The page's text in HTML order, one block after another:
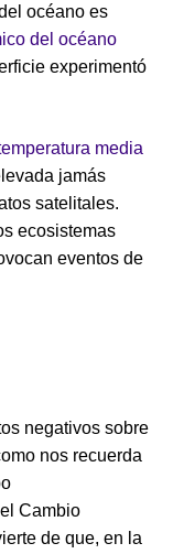
océano es
del océano
experimentó
media
jamás
satelitales.
ecosistemas
eventos de
negativos sobre
nos recuerda
Cambio
de que, en la